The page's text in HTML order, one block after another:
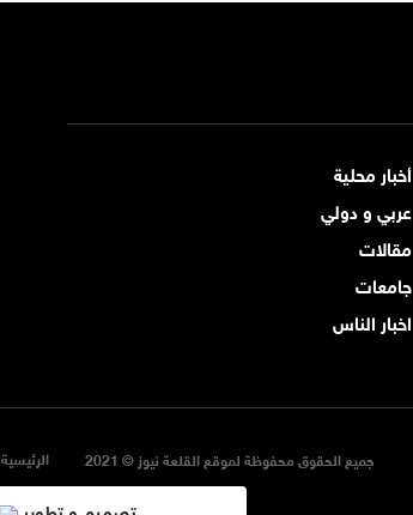
أخبار محلية
عربي و دولي
مقالات
جامعات
اخبار الناس
جميع الحقوق محفوظة لموقع القلعة نيوز © 2021 الرئيسية